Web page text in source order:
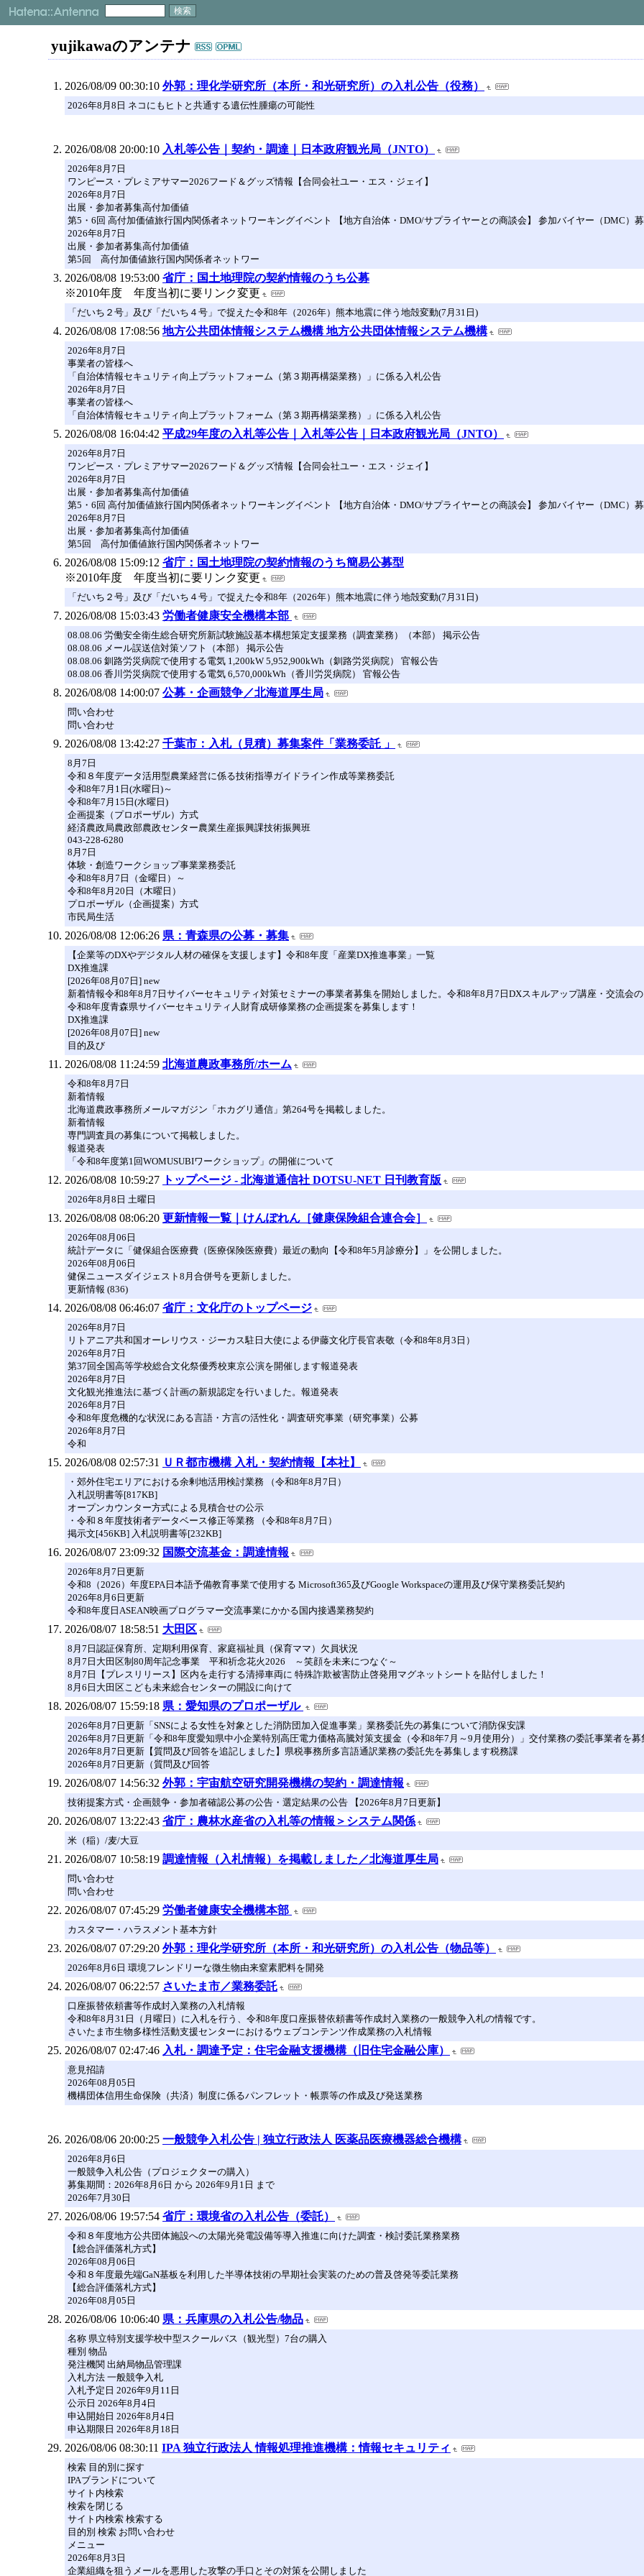
yujikawaのアンテナ
2026/08/09 00:30:10 外郭：理化学研究所（本所・和光研究所）の入札公告（役務）
2026年8月8日 ネコにもヒトと共通する遺伝性腫瘍の可能性
2026/08/08 20:00:10 入札等公告｜契約・調達｜日本政府観光局（JNTO）
2026年8月7日
ワンピース・プレミアサマー2026フード＆グッズ情報【合同会社ユー・エス・ジェイ】
2026年8月7日
出展・参加者募集高付加価値
第5・6回 高付加価値旅行国内関係者ネットワーキングイベント 【地方自治体・DMO/サプライヤーとの商談会】 参加バイヤー（DMC）
2026年8月7日
出展・参加者募集高付加価値
第5回 高付加価値旅行国内関係者ネットワー
2026/08/08 19:53:00 省庁：国土地理院の契約情報のうち公募
※2010年度 年度当初に要リンク変更
「だいち２号」及び「だいち４号」で捉えた令和8年（2026年）熊本地震に伴う地殻変動(7月31日)
2026/08/08 17:08:56 地方公共団体情報システム機構 地方公共団体情報システム機構
2026年8月7日
事業者の皆様へ
「自治体情報セキュリティ向上プラットフォーム（第３期再構築業務）」に係る入札公告
2026年8月7日
事業者の皆様へ
「自治体情報セキュリティ向上プラットフォーム（第３期再構築業務）」に係る入札公告
2026/08/08 16:04:42 平成29年度の入札等公告｜入札等公告｜日本政府観光局（JNTO）
2026年8月7日
ワンピース・プレミアサマー2026フード＆グッズ情報【合同会社ユー・エス・ジェイ】
2026年8月7日
出展・参加者募集高付加価値
第5・6回 高付加価値旅行国内関係者ネットワーキングイベント 【地方自治体・DMO/サプライヤーとの商談会】 参加バイヤー（DMC）
2026年8月7日
出展・参加者募集高付加価値
第5回 高付加価値旅行国内関係者ネットワー
2026/08/08 15:09:12 省庁：国土地理院の契約情報のうち簡易公募型
※2010年度 年度当初に要リンク変更
「だいち２号」及び「だいち４号」で捉えた令和8年（2026年）熊本地震に伴う地殻変動(7月31日)
2026/08/08 15:03:43 労働者健康安全機構本部
08.08.06 労働安全衛生総合研究所新試験施設基本構想策定支援業務（調査業務）（本部） 掲示公告
08.08.06 メール誤送信対策ソフト（本部） 掲示公告
08.08.06 釧路労災病院で使用する電気 1,200kW 5,952,900kWh（釧路労災病院） 官報公告
08.08.06 香川労災病院で使用する電気 6,570,000kWh（香川労災病院） 官報公告
2026/08/08 14:00:07 公募・企画競争／北海道厚生局
問い合わせ
問い合わせ
2026/08/08 13:42:27 千葉市：入札（見積）募集案件「業務委託 」
8月7日
令和８年度データ活用型農業経営に係る技術指導ガイドライン作成等業務委託
令和8年7月1日(水曜日)～
令和8年7月15日(水曜日)
企画提案（プロポーザル）方式
経済農政局農政部農政センター農業生産振興課技術振興班
043-228-6280
8月7日
体験・創造ワークショップ事業業務委託
令和8年8月7日（金曜日）～
令和8年8月20日（木曜日）
プロポーザル（企画提案）方式
市民局生活
2026/08/08 12:06:26 県：青森県の公募・募集
【企業等のDXやデジタル人材の確保を支援します】令和8年度「産業DX推進事業」一覧
DX推進課
[2026年08月07日] new
新着情報令和8年8月7日サイバーセキュリティ対策セミナーの事業者募集を開始しました。令和8年8月7日DXスキルアップ講座・交流会
令和8年度青森県サイバーセキュリティ人財育成研修業務の企画提案を募集します！
DX推進課
[2026年08月07日] new
目的及び
2026/08/08 11:24:59 北海道農政事務所/ホーム
令和8年8月7日
新着情報
北海道農政事務所メールマガジン「ホカグリ通信」第264号を掲載しました。
新着情報
専門調査員の募集について掲載しました。
報道発表
「令和8年度第1回WOMUSUBIワークショップ」の開催について
2026/08/08 10:59:27 トップページ - 北海道通信社 DOTSU-NET 日刊教育版
2026年8月8日 土曜日
2026/08/08 08:06:20 更新情報一覧｜けんぽれん［健康保険組合連合会］
2026年08月06日
統計データに「健保組合医療費（医療保険医療費）最近の動向【令和8年5月診療分】」を公開しました。
2026年08月06日
健保ニュースダイジェスト8月合併号を更新しました。
更新情報 (836)
2026/08/08 06:46:07 省庁：文化庁のトップページ
2026年8月7日
リトアニア共和国オーレリウス・ジーカス駐日大使による伊藤文化庁長官表敬（令和8年8月3日）
2026年8月7日
第37回全国高等学校総合文化祭優秀校東京公演を開催します報道発表
2026年8月7日
文化観光推進法に基づく計画の新規認定を行いました。報道発表
2026年8月7日
令和8年度危機的な状況にある言語・方言の活性化・調査研究事業（研究事業）公募
2026年8月7日
令和
2026/08/08 02:57:31 ＵＲ都市機構 入札・契約情報【本社】
・郊外住宅エリアにおける余剰地活用検討業務 （令和8年8月7日）
入札説明書等[817KB]
オープンカウンター方式による見積合せの公示
・令和８年度技術者データベース修正等業務 （令和8年8月7日）
掲示文[456KB] 入札説明書等[232KB]
2026/08/07 23:09:32 国際交流基金：調達情報
2026年8月7日更新
令和8（2026）年度EPA日本語予備教育事業で使用する Microsoft365及びGoogle Workspaceの運用及び保守業務委託契約
2026年8月6日更新
令和8年度日ASEAN映画プログラマー交流事業にかかる国内接遇業務契約
2026/08/07 18:58:51 大田区
8月7日認証保育所、定期利用保育、家庭福祉員（保育ママ）欠員状況
8月7日大田区制80周年記念事業 平和祈念花火2026 ～笑顔を未来につなぐ～
8月7日【プレスリリース】区内を走行する清掃車両に 特殊詐欺被害防止啓発用マグネットシートを貼付しました！
8月6日大田区こども未来総合センターの開設に向けて
2026/08/07 15:59:18 県：愛知県のプロポーザル
2026年8月7日更新「SNSによる女性を対象とした消防団加入促進事業」業務委託先の募集について消防保安課
2026年8月7日更新「令和8年度愛知県中小企業特別高圧電力価格高騰対策支援金（令和8年7月～9月使用分）」交付業務の委託事業者を
2026年8月7日更新【質問及び回答を追記しました】県税事務所多言語通訳業務の委託先を募集します税務課
2026年8月7日更新（質問及び回答
2026/08/07 14:56:32 外郭：宇宙航空研究開発機構の契約・調達情報
技術提案方式・企画競争・参加者確認公募の公告・選定結果の公告 【2026年8月7日更新】
2026/08/07 13:22:43 省庁：農林水産省の入札等の情報＞システム関係
米（稲）/麦/大豆
2026/08/07 10:58:19 調達情報（入札情報）を掲載しました／北海道厚生局
問い合わせ
問い合わせ
2026/08/07 07:45:29 労働者健康安全機構本部
カスタマー・ハラスメント基本方針
2026/08/07 07:29:20 外郭：理化学研究所（本所・和光研究所）の入札公告（物品等）
2026年8月6日 環境フレンドリーな微生物由来窒素肥料を開発
2026/08/07 06:22:57 さいたま市／業務委託
口座振替依頼書等作成封入業務の入札情報
令和8年8月31日（月曜日）に入札を行う、令和8年度口座振替依頼書等作成封入業務の一般競争入札の情報です。
さいたま市生物多様性活動支援センターにおけるウェブコンテンツ作成業務の入札情報
2026/08/07 02:47:46 入札・調達予定：住宅金融支援機構（旧住宅金融公庫）
意見招請
2026年08月05日
機構団体信用生命保険（共済）制度に係るパンフレット・帳票等の作成及び発送業務
2026/08/06 20:00:25 一般競争入札公告 | 独立行政法人 医薬品医療機器総合機構
2026年8月6日
一般競争入札公告（プロジェクターの購入）
募集期間：2026年8月6日 から 2026年9月1日 まで
2026年7月30日
2026/08/06 19:57:54 省庁：環境省の入札公告（委託）
令和８年度地方公共団体施設への太陽光発電設備等導入推進に向けた調査・検討委託業務業務
【総合評価落札方式】
2026年08月06日
令和８年度最先端GaN基板を利用した半導体技術の早期社会実装のための普及啓発等委託業務
【総合評価落札方式】
2026年08月05日
2026/08/06 10:06:40 県：兵庫県の入札公告/物品
名称 県立特別支援学校中型スクールバス（観光型）7台の購入
種別 物品
発注機関 出納局物品管理課
入札方法 一般競争入札
入札予定日 2026年9月11日
公示日 2026年8月4日
申込開始日 2026年8月4日
申込期限日 2026年8月18日
2026/08/06 08:30:11 IPA 独立行政法人 情報処理推進機構：情報セキュリティ
検索 目的別に探す
IPAブランドについて
サイト内検索
検索を閉じる
サイト内検索 検索する
目的別 検索 お問い合わせ
メニュー
2026年8月3日
企業組織を狙うメールを悪用した攻撃の手口とその対策を公開しました